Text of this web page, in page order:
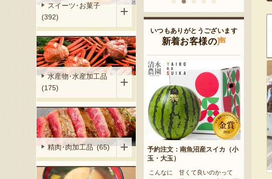
スイーツ･お菓子
(392)
水産物･水産加工品
(175)
精肉･肉加工品 (65)
いつもありがとうございます
新着お客様の声
予約注文：南魚沼産スイカ（小
玉・大玉）
こんなに 甘くて良いのかって